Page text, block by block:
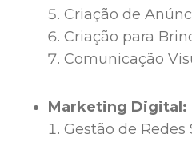
Criação de
Criação para
Comunicação
Marketing Digital:
Gestão de Redes